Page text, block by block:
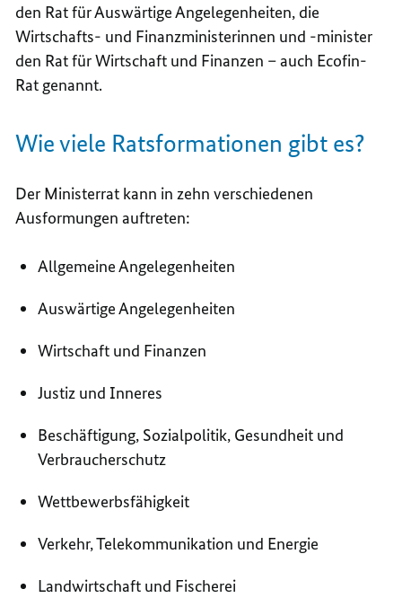
den Rat für Auswärtige Angelegenheiten, die
Wirtschafts- und Finanzministerinnen und -minister
den Rat für Wirtschaft und Finanzen – auch Ecofin-
Rat genannt.
Wie viele Ratsformationen gibt es?
Der Ministerrat kann in zehn verschiedenen
Ausformungen auftreten:
Allgemeine Angelegenheiten
Auswärtige Angelegenheiten
Wirtschaft und Finanzen
Justiz und Inneres
Beschäftigung, Sozialpolitik, Gesundheit und
Verbraucherschutz
Wettbewerbsfähigkeit
Verkehr, Telekommunikation und Energie
Landwirtschaft und Fischerei